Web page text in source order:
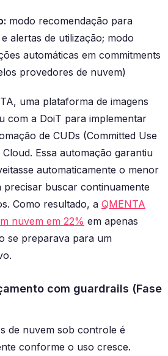
modo recomendação para
alertas de utilização; modo
automáticas em commitments
provedores de nuvem)
uma plataforma de imagens
com a DoiT para implementar
de CUDs (Committed Use
Essa automação garantiu
automaticamente o menor
precisar buscar continuamente
Como resultado, a QMENTA
nuvem em 22% em apenas
se preparava para um
com guardrails (Fase
de nuvem sob controle é
conforme o uso cresce.